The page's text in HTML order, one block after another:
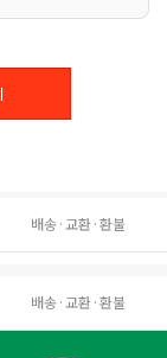
배송·교환·환불
배송·교환·환불